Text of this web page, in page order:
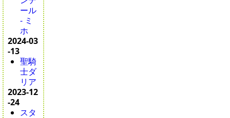
ール
- ミ
ホ
2024-03
-13
聖騎
士ダ
リア
2023-12
-24
スタ